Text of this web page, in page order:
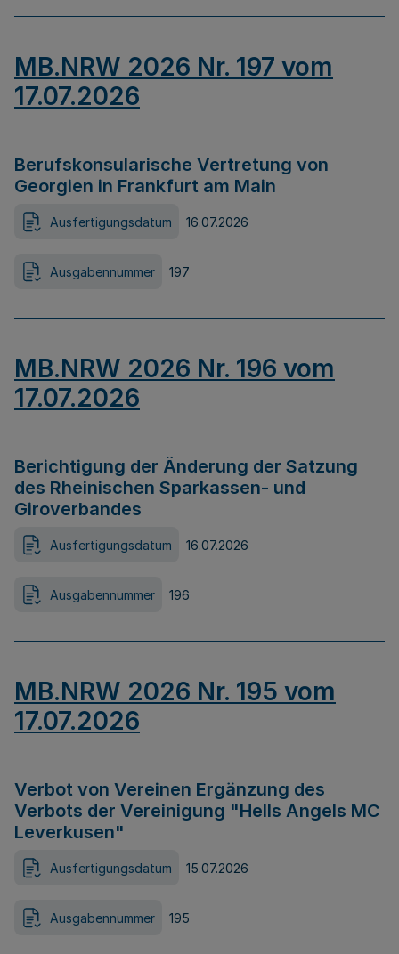
MB.NRW 2026 Nr. 197 vom
17.07.2026
Berufskonsularische Vertretung von
Georgien in Frankfurt am Main
Ausfertigungsdatum 16.07.2026
Ausgabennummer 197
MB.NRW 2026 Nr. 196 vom
17.07.2026
Berichtigung der Änderung der Satzung
des Rheinischen Sparkassen- und
Giroverbandes
Ausfertigungsdatum 16.07.2026
Ausgabennummer 196
MB.NRW 2026 Nr. 195 vom
17.07.2026
Verbot von Vereinen Ergänzung des
Verbots der Vereinigung "Hells Angels MC
Leverkusen"
Ausfertigungsdatum 15.07.2026
Ausgabennummer 195